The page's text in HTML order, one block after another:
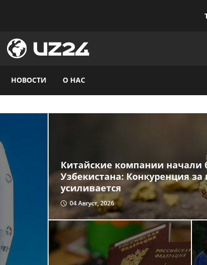
НОВОСТИ О НАС
Китайские компании начали
Узбекистана: Конкуренция
усиливается
04 Август, 2026